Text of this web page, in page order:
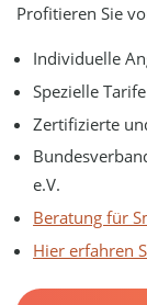
Profitieren Sie
Individuelle
Spezielle
Zertifizierte
e.V.
Beratung für
Hier erfahren